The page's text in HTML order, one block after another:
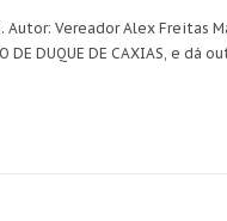
Autor: Vereador Alex
DE DUQUE DE CAXIAS, e dá